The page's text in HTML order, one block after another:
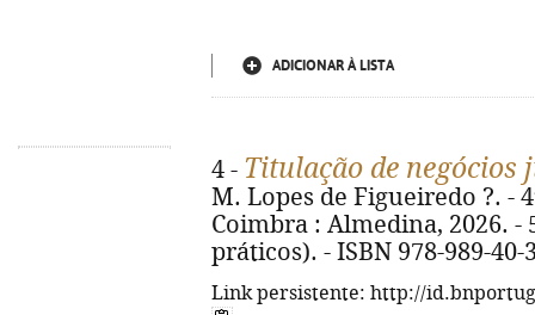
ADICIONAR À LISTA
4 - Titulação de negócios
M. Lopes de Figueiredo ?. -
Coimbra : Almedina, 2026. -
práticos). - ISBN 978-989-40-
Link persistente: http://